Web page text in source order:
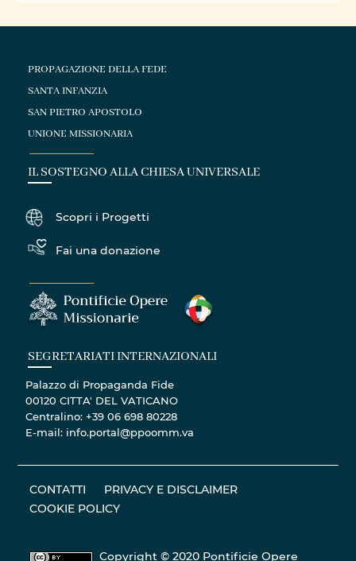
PROPAGAZIONE DELLA FEDE
SANTA INFANZIA
SAN PIETRO APOSTOLO
UNIONE MISSIONARIA
IL SOSTEGNO ALLA CHIESA UNIVERSALE
Scopri i Progetti
Fai una donazione
SEGRETARIATI INTERNAZIONALI
Palazzo di Propaganda Fide
00120 CITTA' DEL VATICANO
Centralino: +39 06 698 80228
E-mail: info.portal@ppoomm.va
CONTATTI
PRIVACY E DISCLAIMER
COOKIE POLICY
Copyright © 2020 Pontificie Opere